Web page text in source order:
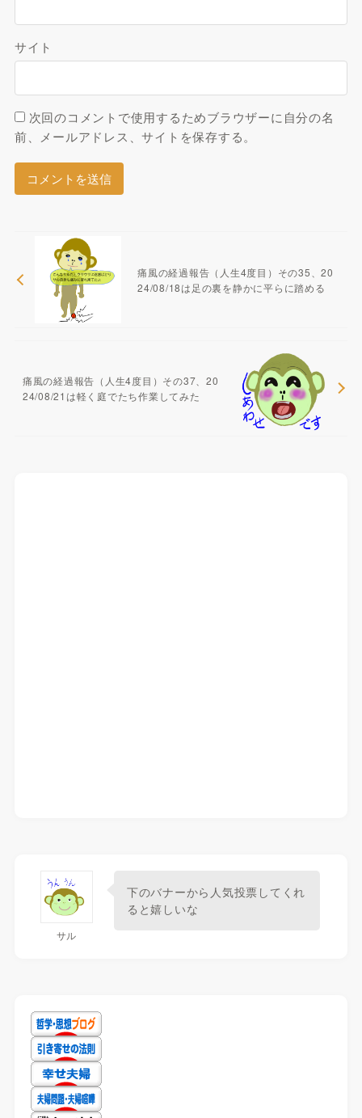
サイト
次回のコメントで使用するためブラウザーに自分の名
前、メールアドレス、サイトを保存する。
痛風の経過報告（人生4度目）その35、20
24/08/18は足の裏を静かに平らに踏める
痛風の経過報告（人生4度目）その37、20
24/08/21は軽く庭でたち作業してみた
サル
下のバナーから人気投票してくれ
ると嬉しいな